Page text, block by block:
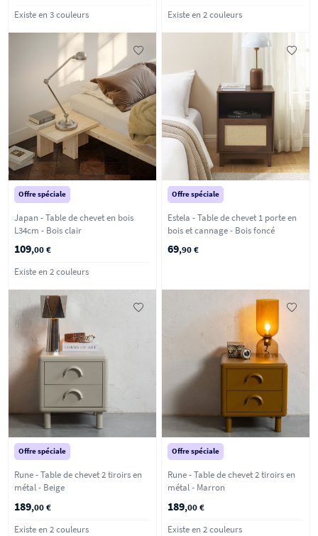
Existe en 3 couleurs Existe en 2 couleurs
Offre spéciale
Japan - Table de chevet en bois
L34cm - Bois clair
109,00 €
Existe en 2 couleurs
Offre spéciale
Estela - Table de chevet 1 porte en
bois et cannage - Bois foncé
69,90 €
Offre spéciale
Rune - Table de chevet 2 tiroirs en
métal - Beige
189,00 €
Existe en 2 couleurs
Offre spéciale
Rune - Table de chevet 2 tiroirs en
métal - Marron
189,00 €
Existe en 2 couleurs